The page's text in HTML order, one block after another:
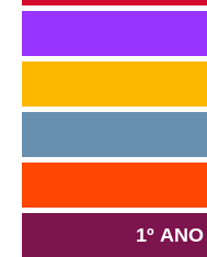
1º